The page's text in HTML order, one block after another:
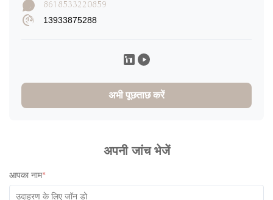
8618533220859
13933875288
अभी पूछताछ करें
अपनी जांच भेजें
आपका नाम*